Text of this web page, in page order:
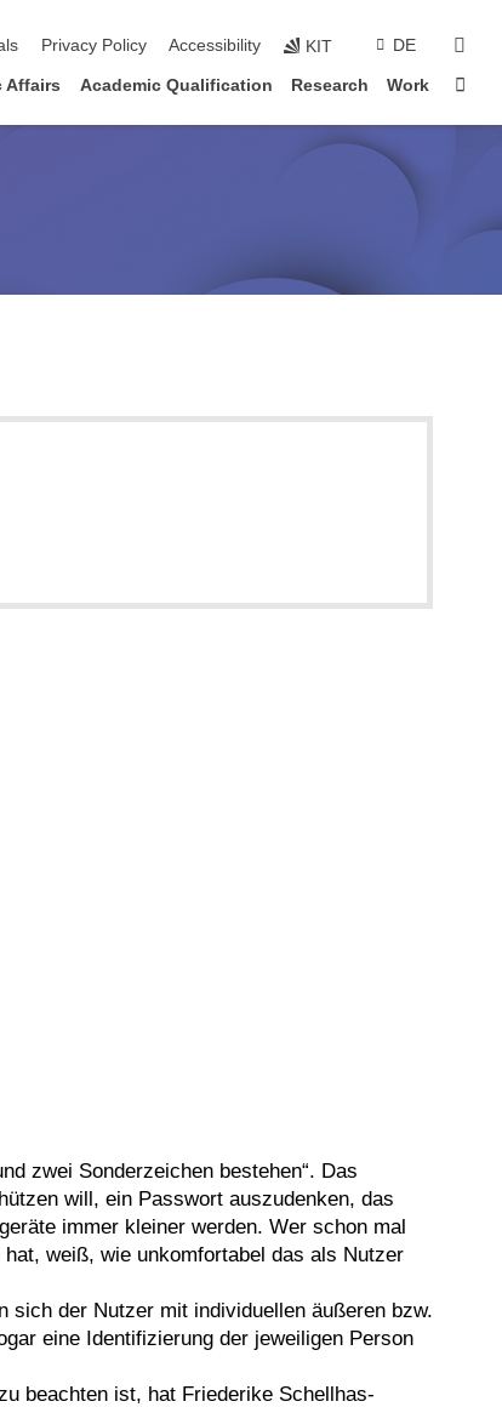
Privacy Policy Accessibility KIT DE
Affairs Academic Qualification Research Work
zwei Sonderzeichen bestehen“. Das
will, ein Passwort auszudenken, das
immer kleiner werden. Wer schon mal
weiß, wie unkomfortabel das als Nutzer
sich der Nutzer mit individuellen äußeren bzw.
eine Identifizierung der jeweiligen Person
beachten ist, hat Friederike Schellhas-